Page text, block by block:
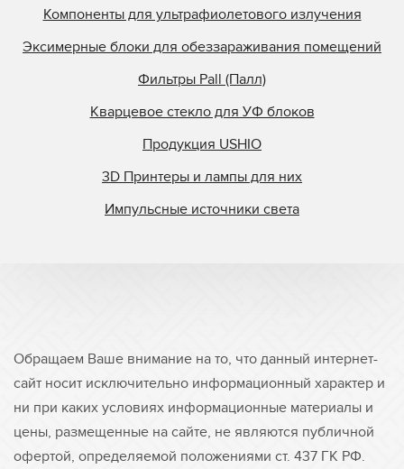
Компоненты для ультрафиолетового излучения
Эксимерные блоки для обеззараживания помещений
Фильтры Pall (Палл)
Кварцевое стекло для УФ блоков
Продукция USHIO
3D Принтеры и лампы для них
Импульсные источники света
Обращаем Ваше внимание на то, что данный интернет-
сайт носит исключительно информационный характер и
ни при каких условиях информационные материалы и
цены, размещенные на сайте, не являются публичной
офертой, определяемой положениями ст. 437 ГК РФ.